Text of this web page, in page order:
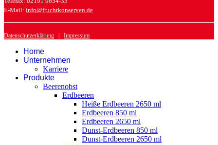
E-Mail: info@fruchtkonserven.de
Datenschutzerklärung | Impressum
Home
Unternehmen
Karriere
Produkte
Beerenobst
Erdbeeren
Heiße Erdbeeren 2650 ml
Erdbeeren 850 ml
Erdbeeren 2650 ml
Dunst-Erdbeeren 850 ml
Dunst-Erdbeeren 2650 ml